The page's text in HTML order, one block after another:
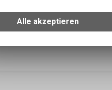
Ihrem Gerät, um die
Verwendung des
zulassen.
Alle akzeptieren